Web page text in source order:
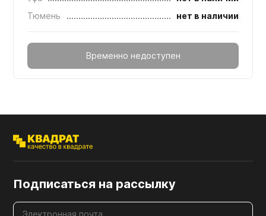
Тюмень
нет в наличии
Временно недоступен
Подписаться на рассылку